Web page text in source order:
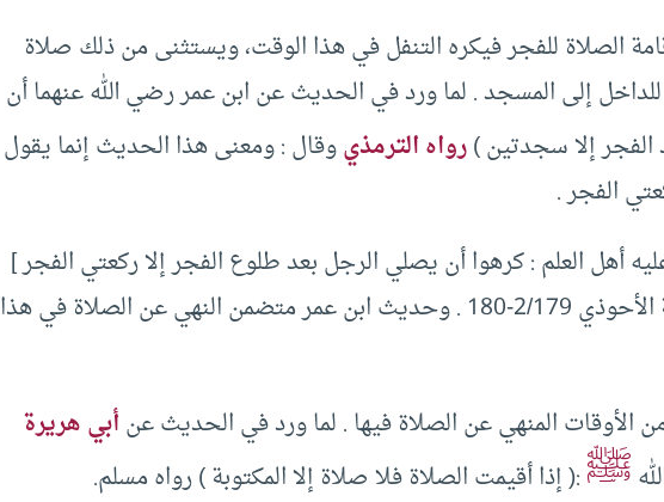
الصلاة للفجر فيكره التنفل في هذا الوقت، ويستثنى من ذلك صلاة
إلى المسجد . لما ورد في الحديث عن ابن عمر رضي الله عنهما أن
الفجر إلا سجدتين )رواه الترمذيوقال : ومعنى هذا الحديث إنما يقول
الفجر .
أهل العلم : كرهوا أن يصلي الرجل بعد طلوع الفجر إلا ركعتي الفجر ]
مع شرحه عارضة الأحوذي 2/179-180 . وحديث ابن عمر متضمن النهي عن الصلاة في هذا
الأوقات المنهي عن الصلاة فيها . لما ورد في الحديث عنأبي هريرة
ﷺ:( إذا أقيمت الصلاة فلا صلاة إلا المكتوبة ) رواه مسلم.